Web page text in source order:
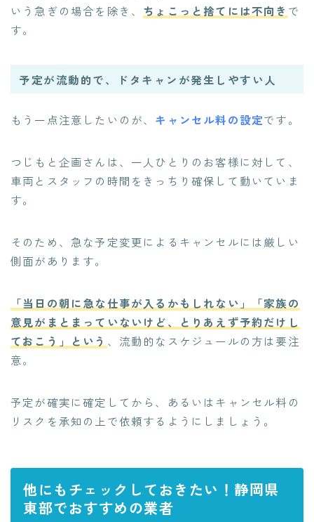
いう急ぎの場合を除き、 ちょこっと捨てには不向き で
す。
予定が流動的で、ドタキャンが発生しやすい人
もう一点注意したいのが、 キャンセル料の設定です。
つじもと企画さんは、一人ひとりのお客様に対して、
車両とスタッフの時間をきっちり確保して動いていま
す。
そのため、急な予定変更によるキャンセルには厳しい
側面があります。
「当日の朝に急な仕事が入るかもしれない」「家族の
意見がまとまっていないけど、とりあえず予約だけし
ておこう」という 、流動的なスケジュールの方は要注
意。
予定が確実に確定してから、あるいはキャンセル料の
リスクを承知の上で依頼するようにしましょう。
他にもチェックしておきたい！静岡県
東部でおすすめの業者